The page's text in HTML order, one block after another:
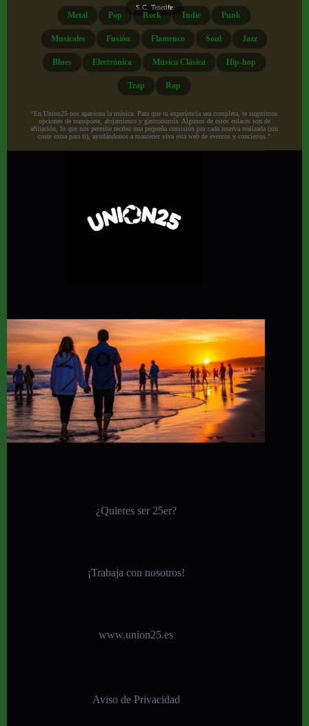
S.C. Tenerife
Metal Pop Rock Indie Punk
Musicales Fusión Flamenco Soul Jazz
Blues Electrónica Música Clásica Hip-hop
Trap Rap
“En Union25 nos apasiona la música. Para que tu experiencia sea completa, te sugerimos
opciones de transporte, alojamiento y gastronomía. Algunos de estos enlaces son de
afiliación, lo que nos permite recibir una pequeña comisión por cada reserva realizada (sin
coste extra para ti), ayudándonos a mantener viva esta web de eventos y conciertos.”
¿Quieres ser 25er?
¡Trabaja con nosotros!
www.union25.es
Aviso de Privacidad